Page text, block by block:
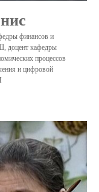
финансов и
доцент кафедры
процессов
и цифровой